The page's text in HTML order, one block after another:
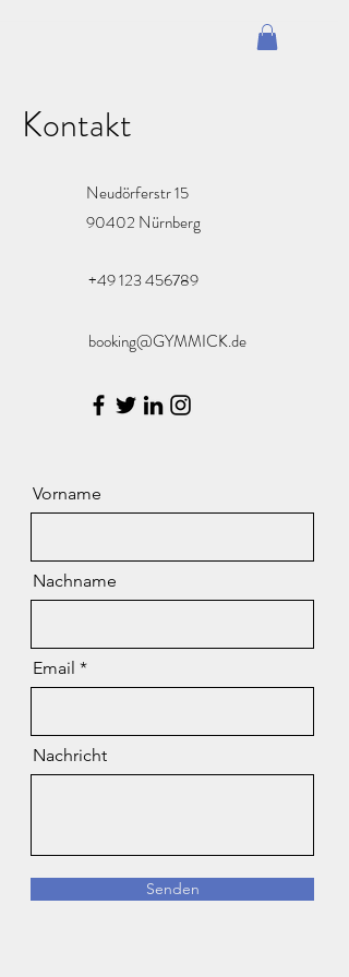
Kontakt
Neudörferstr 15
90402 Nürnberg
+49 123 456789
booking@GYMMICK.de
Vorname
Nachname
Email
Nachricht
Senden